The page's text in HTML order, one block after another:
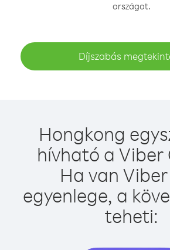
országot.
Díjszabás
Hongkong
hívható a Viber
Ha van
egyenlege, a
teheti: